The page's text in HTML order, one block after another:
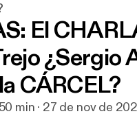
El
¿Sergio
CÁRCEL?
50 min · 27 de nov de